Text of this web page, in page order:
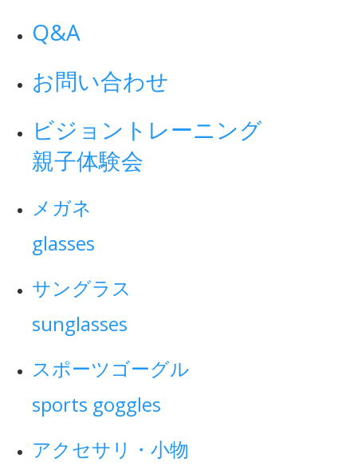
Q&A
お問い合わせ
ビジョントレーニング
親子体験会
メガネ
glasses
サングラス
sunglasses
スポーツゴーグル
sports goggles
アクセサリ・小物